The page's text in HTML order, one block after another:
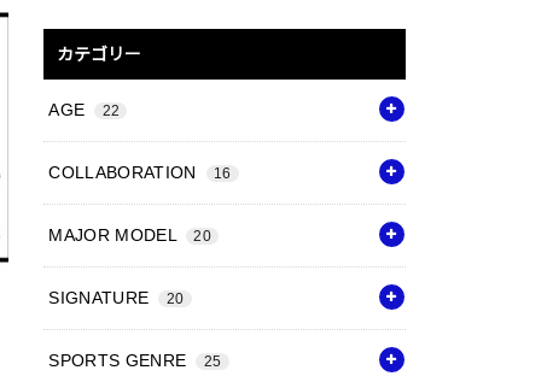
カテゴリー
AGE 22
COLLABORATION 16
MAJOR MODEL 20
SIGNATURE 20
SPORTS GENRE 25